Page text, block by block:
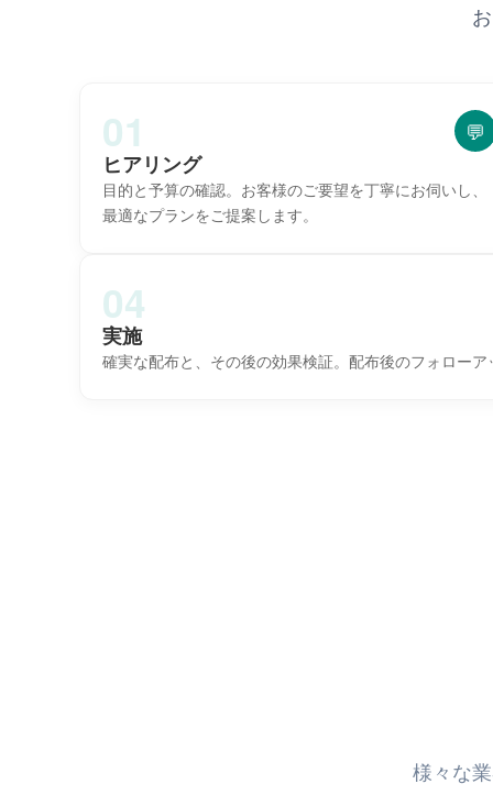
01 💬
ヒアリング
目的と予算の確認。お客様のご要望を丁寧にお伺いし、
最適なプランをご提案します。
04
実施
確実な配布と、その後の効果検証。配布後のフォロー
様々な